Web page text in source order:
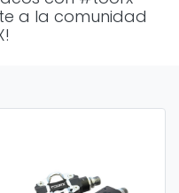
a la comunidad